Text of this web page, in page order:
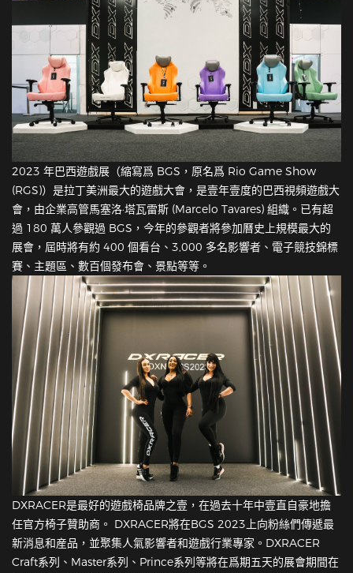
2023 年巴西遊戲展（縮寫爲 BGS，原名爲 Rio Game Show
(RGS)）是拉丁美洲最大的遊戲大會，是壹年壹度的巴西視頻遊戲大
會，由企業高管馬塞洛·塔瓦雷斯 (Marcelo Tavares) 組織。已有超
過 180 萬人參觀過 BGS，今年的參觀者將參加曆史上規模最大的
展會，屆時將有約 400 個看台、3,000 多名影響者、電子競技錦標
賽、主題區、數百個發布會、景點等等。
DXRACER是最好的遊戲椅品牌之壹，在過去十年中壹直自豪地擔
任官方椅子贊助商。 DXRACER將在BGS 2023上向粉絲們傳遞最
新消息和産品，並聚集人氣影響者和遊戲行業專家。DXRACER
Craft系列、Master系列、Prince系列等將在爲期五天的展會期間在